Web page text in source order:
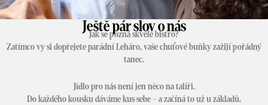
Ještě pár slov o nás
Jak se pozná skvělé bistro?
Zatímco vy si dopřejete parádní Leháro, vaše chuťové buňky zažijí pořádný
tanec.
Jídlo pro nás není jen něco na talíři.
Do každého kousku dáváme kus sebe – a začíná to už u základů.